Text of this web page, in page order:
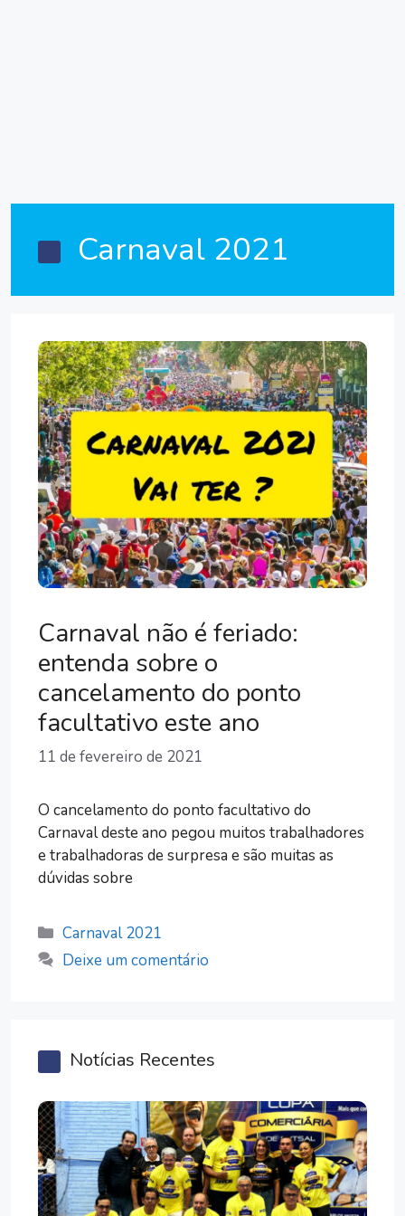
Carnaval 2021
Carnaval não é feriado:
entenda sobre o
cancelamento do ponto
facultativo este ano
11 de fevereiro de 2021
O cancelamento do ponto facultativo do
Carnaval deste ano pegou muitos trabalhadores
e trabalhadoras de surpresa e são muitas as
dúvidas sobre
Categorias
Carnaval 2021
Deixe um comentário
Notícias Recentes